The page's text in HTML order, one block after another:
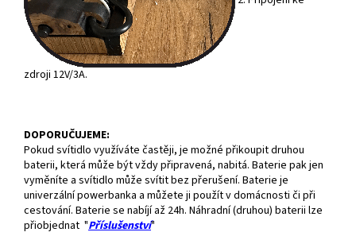
zdroji 12V/3A.
DOPORUČUJEME:
Pokud svítidlo využíváte častěji, je možné přikoupit druhou
baterii, která může být vždy připravená, nabitá. Baterie pak jen
vyměníte a svítidlo může svítit bez přerušení. Baterie je
univerzální powerbanka a můžete ji použít v domácnosti či při
cestování. Baterie se nabíjí až 24h. Náhradní (druhou) baterii lze
přiobjednat "Příslušenství"